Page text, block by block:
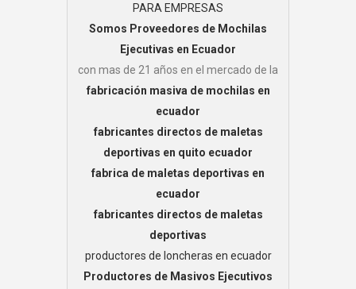
PARA EMPRESAS
Somos Proveedores de Mochilas
Ejecutivas en Ecuador
con mas de 21 años en el mercado de la
fabricación masiva de mochilas en
ecuador
fabricantes directos de maletas
deportivas en quito ecuador
fabrica de maletas deportivas en
ecuador
fabricantes directos de maletas
deportivas
productores de loncheras en ecuador
Productores de Masivos Ejecutivos